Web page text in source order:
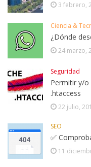
3 febrero,
Ciencia &
¿Dónde
24 marzo,
Seguridad
Permitir y/o
.htaccess
22 julio,
SEO
✅
11